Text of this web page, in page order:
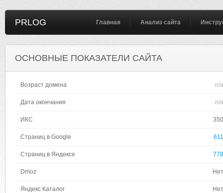
PRLOG Главная Анализ сайта
ОСНОВНЫЕ ПОКАЗАТЕЛИ САЙТА
Возраст домена n/a
Дата окончания n/a
ИКС 350
Страниц в Google 611
Страниц в Яндексе 778
Dmoz Нет
Яндекс Каталог Нет